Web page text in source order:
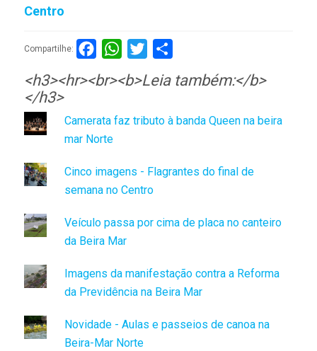
Centro
Compartilhe: FacebookWhatsApp
Twitter
<h3><hr><br><b>Leia também:</b>
</h3>
Camerata faz tributo à banda Queen na beira
mar Norte
Cinco imagens - Flagrantes do final de
semana no Centro
Veículo passa por cima de placa no canteiro
da Beira Mar
Imagens da manifestação contra a Reforma
da Previdência na Beira Mar
Novidade - Aulas e passeios de canoa na
Beira-Mar Norte